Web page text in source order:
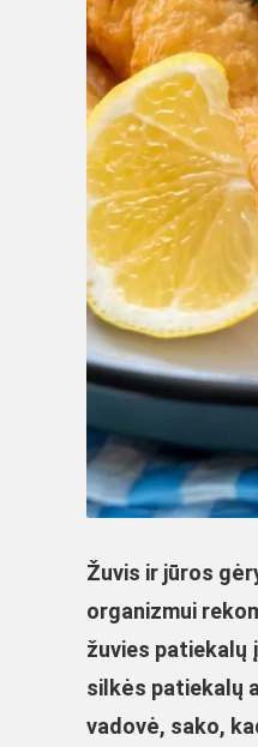
Žuvis ir jūros
organizmui
žuvies patiekalų
silkės patiekalų
vadovė, sako,